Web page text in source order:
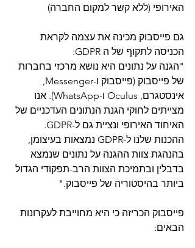
האירופי (ללא קשר למקום החברה)
גם פייסבוק מכינה את עצמה לקראת
הכניסה לתקוף של ה GDPR:
"הגנה על נתונים היא נושא מרכזי בחברות
של פייסבוק (פייסבוק ו-Messenger,
אינסטגרם, Oculus ו-WhatsApp). אנו
מצייתים לחוקי הגנת הנתונים העדכניים של
האיחוד האירופי ונציית גם ל-GDPR.
ההכנות שלנו ל-GDPR נמצאות בעיצומן,
בהנהגת צוות ההגנה על נתונים שנמצא
בדבלין ובתמיכת הצוות הרב-תפקודי הגדול
ביותר בהיסטוריה של פייסבוק."
פייסבוק הכריזה כי היא מחוייבת לעקרונות
הבאים: